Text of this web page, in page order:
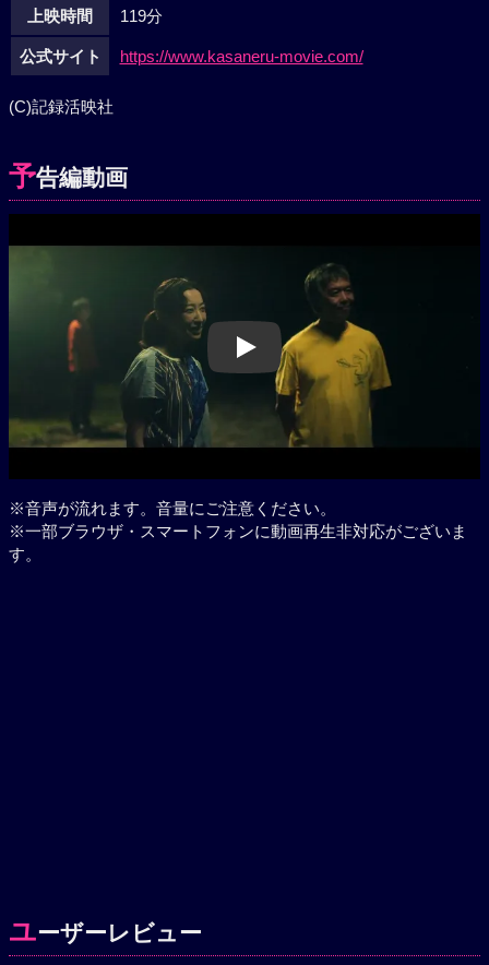
上映時間 119分
公式サイト https://www.kasaneru-movie.com/
(C)記録活映社
予告編動画
Play
※音声が流れます。音量にご注意ください。
※一部ブラウザ・スマートフォンに動画再生非対応がございま
す。
ユーザーレビュー